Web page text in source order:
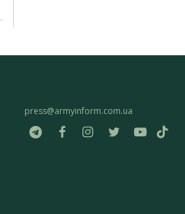
press@armyinform.com.ua